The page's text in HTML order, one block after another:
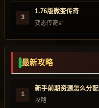
3
1.76版微变传奇
变态传奇sf
最新攻略
1
新手前期资源怎么分配
攻略